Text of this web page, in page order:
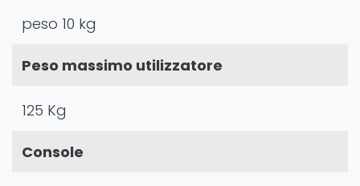
peso 10 kg
Peso massimo utilizzatore
125 Kg
Console